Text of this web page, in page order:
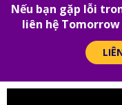
Nếu bạn gặp lỗi
liên hệ